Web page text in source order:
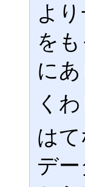
よ
を
に
く
は
デ